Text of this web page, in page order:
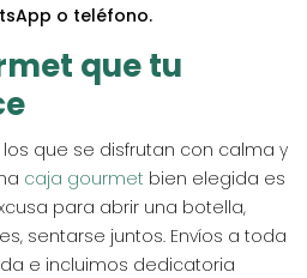
o teléfono.
que tu
que se disfrutan con calma y
caja gourmet bien elegida es
para abrir una botella,
sentarse juntos. Envíos a toda
e incluimos dedicatoria